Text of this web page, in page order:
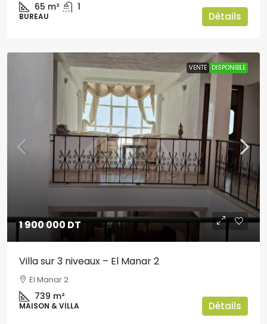
65 m² 1
BUREAU Détails
VENTE DISPONIBLE
1 900 000 DT
Villa sur 3 niveaux – El Manar 2
El Manar 2
739 m²
MAISON & VILLA Détails